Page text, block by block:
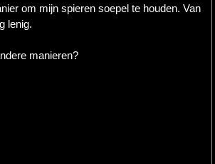
om mijn spieren soepel te houden. Van
lenig.
manieren?